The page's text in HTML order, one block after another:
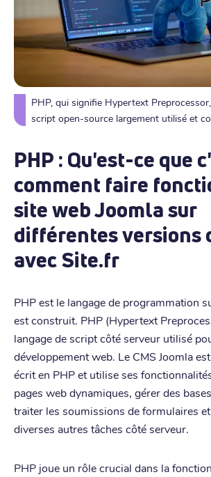
PHP, qui signifie Hypertext
script open-source largement utilisé et
PHP : Qu'est-ce que
comment faire
site web Joomla sur
différentes versions
avec Site.fr
PHP est le langage de programmation
est construit. PHP (Hypertext
langage de script côté serveur utilisé
développement web. Le CMS Joomla
écrit en PHP et utilise ses
pages web dynamiques, gérer des
traiter les soumissions de formulaires
diverses autres tâches côté serveur.
PHP joue un rôle crucial dans la